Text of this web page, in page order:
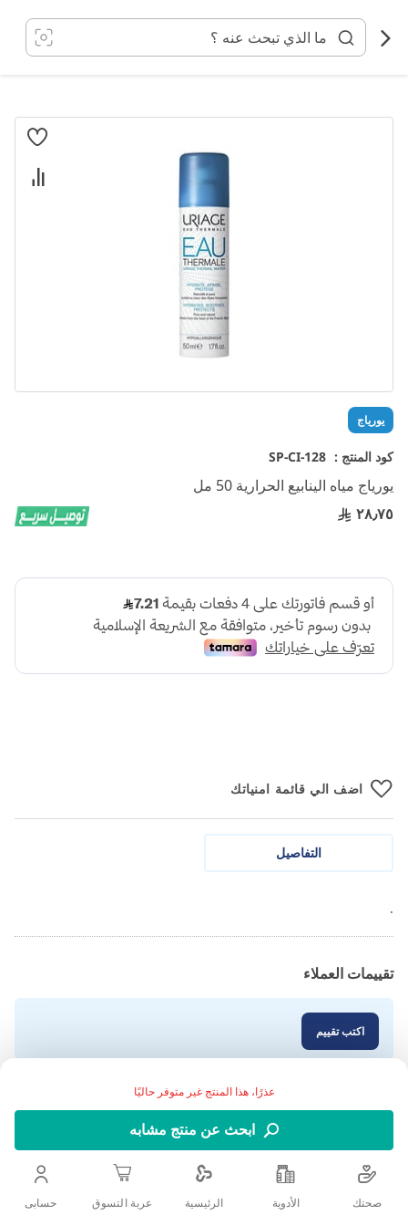
المحتوى
يورياج
كود المنتج : SP-CI-128
يورياج مياه الينابيع الحرارية 50 مل
٢٨٫٧٥
عذرًا، هذا المنتج غير متوفر حاليًا
ابحث عن منتج مشابه
اضف الي قائمة امنياتك
انتقل
تخطي
إلى
بداية
معرض
الصور
التفاصيل
.
تقييمات العملاء
اكتب تقييم
صحتك الأدوية الرئيسية عربة التسوق حسابى